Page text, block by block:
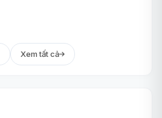
Xem tất cả